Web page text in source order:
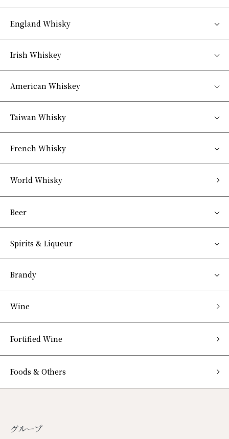
England Whisky
Irish Whiskey
American Whiskey
Taiwan Whisky
French Whisky
World Whisky
Beer
Spirits & Liqueur
Brandy
Wine
Fortified Wine
Foods & Others
グループ